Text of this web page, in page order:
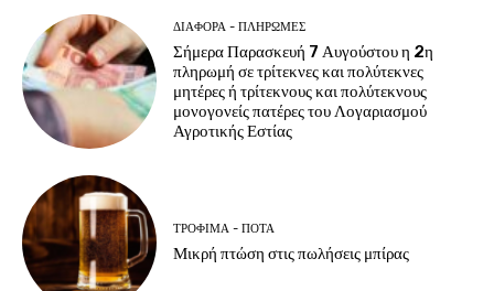
ΔΙΆΦΟΡΑ - ΠΛΗΡΩΜΈΣ
Σήμερα Παρασκευή 7 Αυγούστου η 2η
πληρωμή σε τρίτεκνες και πολύτεκνες
μητέρες ή τρίτεκνους και πολύτεκνους
μονογονείς πατέρες του Λογαριασμού
Αγροτικής Εστίας
ΤΡΌΦΙΜΑ - ΠΟΤΆ
Μικρή πτώση στις πωλήσεις μπίρας